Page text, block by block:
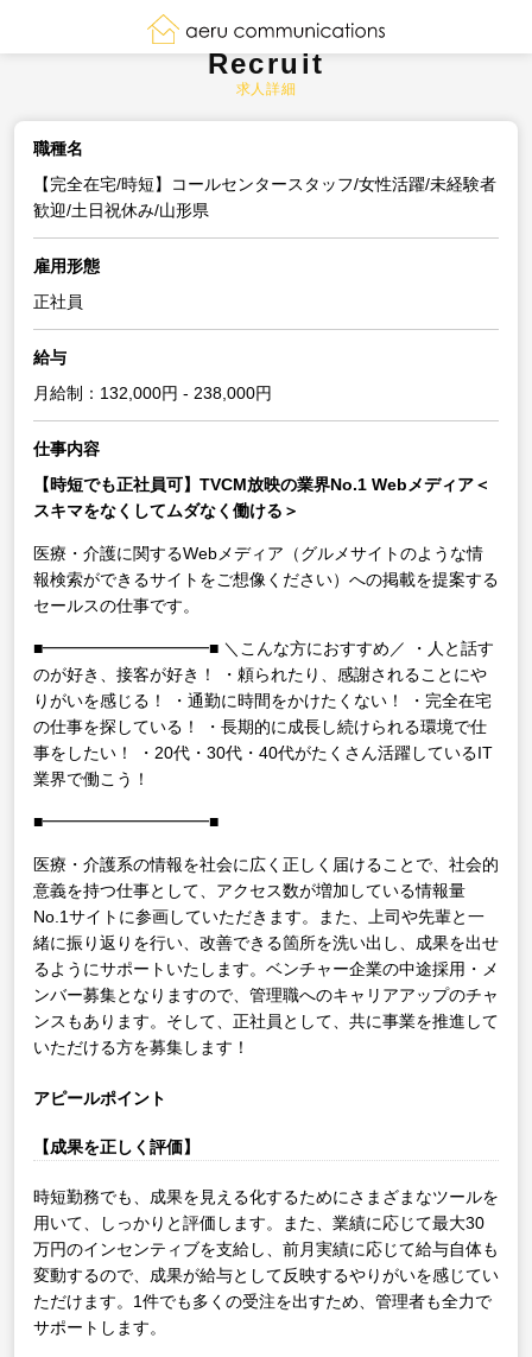
Recruit
求人詳細
職種名
【完全在宅/時短】コールセンタースタッフ/女性活躍/未経験者
歓迎/土日祝休み/山形県
雇用形態
正社員
給与
月給制：132,000円 - 238,000円
仕事内容
【時短でも正社員可】TVCM放映の業界No.1 Webメディア＜
スキマをなくしてムダなく働ける＞
医療・介護に関するWebメディア（グルメサイトのような情
報検索ができるサイトをご想像ください）への掲載を提案する
セールスの仕事です。
■━━━━━━━━━━■ ＼こんな方におすすめ／
・人と話す
のが好き、接客が好き！
・頼られたり、感謝されることにや
りがいを感じる！
・通勤に時間をかけたくない！
・完全在宅
の仕事を探している！
・長期的に成長し続けられる環境で仕
事をしたい！
・20代・30代・40代がたくさん活躍しているIT
業界で働こう！
■━━━━━━━━━━■
医療・介護系の情報を社会に広く正しく届けることで、社会的
意義を持つ仕事として、アクセス数が増加している情報量
No.1サイトに参画していただきます。また、上司や先輩と一
緒に振り返りを行い、改善できる箇所を洗い出し、成果を出せ
るようにサポートいたします。ベンチャー企業の中途採用・メ
ンバー募集となりますので、管理職へのキャリアアップのチャ
ンスもあります。そして、正社員として、共に事業を推進して
いただける方を募集します！
アピールポイント
【成果を正しく評価】
時短勤務でも、成果を見える化するためにさまざまなツールを
用いて、しっかりと評価します。また、業績に応じて最大30
万円のインセンティブを支給し、前月実績に応じて給与自体も
変動するので、成果が給与として反映するやりがいを感じてい
ただけます。1件でも多くの受注を出すため、管理者も全力で
サポートします。